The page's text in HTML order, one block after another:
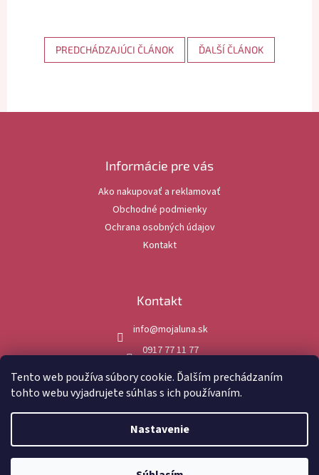
Tento web používa súbory cookie. Ďalším prechádzaním
tohto webu vyjadrujete súhlas s ich používaním.
Nastavenie
PREDCHÁDZAJÚCI ČLÁNOK ĎALŠÍ ČLÁNOK
Informácie pre vás
Ako nakupovať a reklamovať
Obchodné podmienky
Ochrana osobných údajov
Kontakt
Kontakt
info@mojaluna.sk
0917 77 11 77
mojaluna.sk
Vytvoril Shoptet